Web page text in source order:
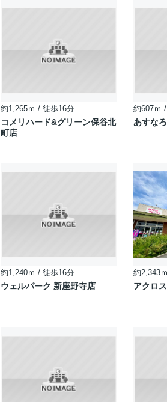
約1,265ｍ / 徒歩16分
コメリハード&グリーン保谷北
町店
約607ｍ
あすな
約1,240ｍ / 徒歩16分
ウェルパーク 新座野寺店
約2,343
アクロ